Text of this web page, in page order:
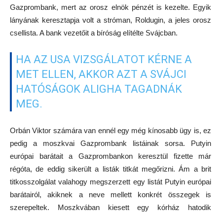
Gazprombank, mert az orosz elnök pénzét is kezelte. Egyik
lányának keresztapja volt a stróman, Roldugin, a jeles orosz
csellista. A bank vezetőit a bíróság elítélte Svájcban.
HA AZ USA VIZSGÁLATOT KÉRNE A
MET ELLEN, AKKOR AZT A SVÁJCI
HATÓSÁGOK ALIGHA TAGADNÁK
MEG.
Orbán Viktor számára van ennél egy még kínosabb ügy is, ez
pedig a moszkvai Gazprombank listáinak sorsa. Putyin
európai barátait a Gazprombankon keresztül fizette már
régóta, de eddig sikerült a listák titkát megőrizni. Ám a brit
titkosszolgálat valahogy megszerzett egy listát Putyin európai
barátairól, akiknek a neve mellett konkrét összegek is
szerepeltek. Moszkvában kiesett egy kórház hatodik